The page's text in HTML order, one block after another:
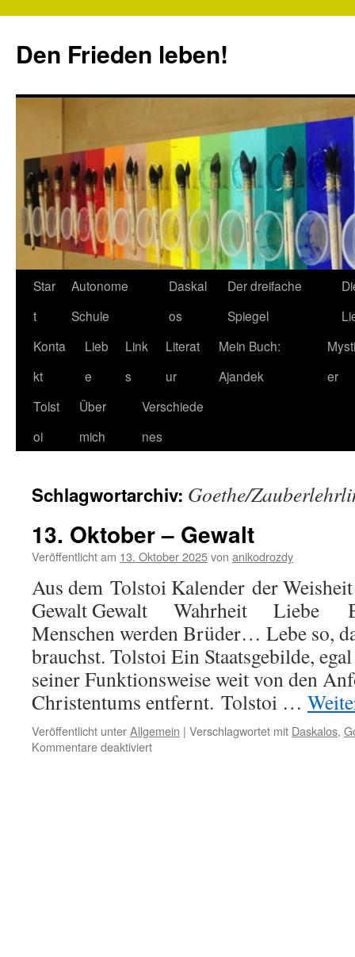
springen
Den Frieden leben!
Star
t
Autonome
Schule
Daskal
os
Der dreifache
Spiegel
Konta
kt
Lieb
e
Link
s
Literat
ur
Mein Buch:
Ajandek
er
Tolst
oi
Über
mich
Verschiede
nes
Schlagwortarchiv: Goethe/
13. Oktober – Gewalt
Veröffentlicht am 13. Oktober 2025von anikodrozdy
Aus dem Tolstoi Kalender der
Gewalt Gewalt Wahrheit Liebe
Menschen werden Brüder… Lebe so,
brauchst. Tolstoi Ein Staatsgebilde,
seiner Funktionsweise weit von den
Christentums entfernt. Tolstoi …
Veröffentlicht unterAllgemein | Verschlagwortet mit Daskalos,
Kommentare deaktiviertfür